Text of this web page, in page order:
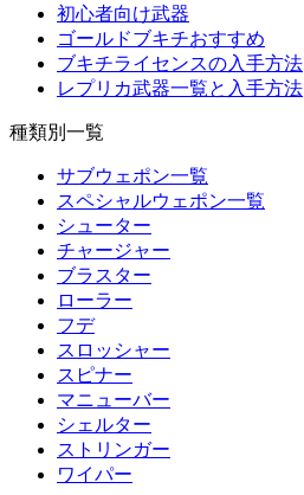
初心者向け武器
ゴールドブキチおすすめ
ブキチライセンスの入手方法
レプリカ武器一覧と入手方法
種類別一覧
サブウェポン一覧
スペシャルウェポン一覧
シューター
チャージャー
ブラスター
ローラー
フデ
スロッシャー
スピナー
マニューバー
シェルター
ストリンガー
ワイパー